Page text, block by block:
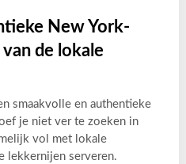
New York-
van de lokale
smaakvolle en authentieke
je niet ver te zoeken in
vol met lokale
lekkernijen serveren.